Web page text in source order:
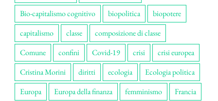
Bio-capitalismo cognitivo
biopolitica
biopotere
capitalismo
classe
composizione di classe
Comune
confini Covid-19 crisi
crisi europea
Cristina Morini
diritti ecologia
Ecologia politica
Europa
Europa della finanza femminismo Francia